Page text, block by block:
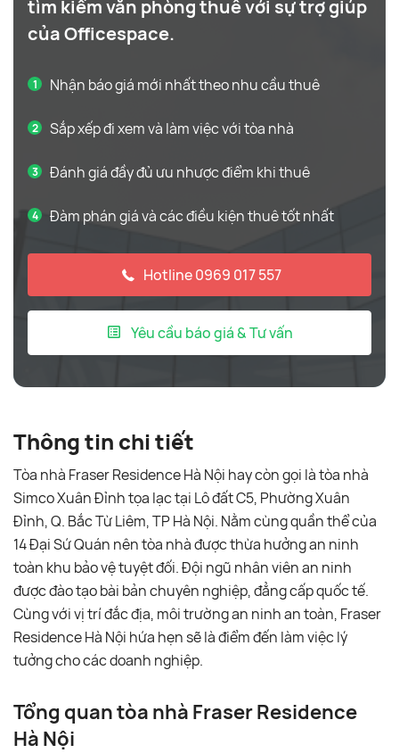
tìm kiếm văn phòng thuê với sự trợ giúp
của Officespace.
Nhận báo giá mới nhất theo nhu cầu thuê
Sắp xếp đi xem và làm việc với tòa nhà
Đánh giá đầy đủ ưu nhược điểm khi thuê
Đàm phán giá và các điều kiện thuê tốt nhất
Hotline 0969 017 557
Yêu cầu báo giá & Tư vấn
Thông tin chi tiết
Tòa nhà Fraser Residence Hà Nội hay còn gọi là tòa nhà
Simco Xuân Đỉnh tọa lạc tại Lô đất C5, Phường Xuân
Đỉnh, Q. Bắc Từ Liêm, TP Hà Nội. Nằm cùng quần thể của
14 Đại Sứ Quán nên tòa nhà được thừa hưởng an ninh
toàn khu bảo vệ tuyệt đối. Đội ngũ nhân viên an ninh
được đào tạo bài bản chuyên nghiệp, đẳng cấp quốc tế.
Cùng với vị trí đắc địa, môi trường an ninh an toàn, Fraser
Residence Hà Nội hứa hẹn sẽ là điểm đến làm việc lý
tưởng cho các doanh nghiệp.
Tổng quan tòa nhà Fraser Residence
Hà Nội